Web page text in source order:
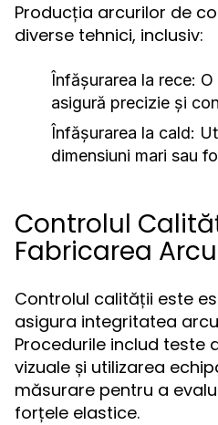
Producția arcurilor de
diverse tehnici, inclusiv:
Înfășurarea la rece: O
asigură precizie și
Înfășurarea la cald:
dimensiuni mari sau
Controlul
Fabricarea
Controlul calității este
asigura integritatea
Procedurile includ teste
vizuale și utilizarea
măsurare pentru a
forțele elastice.